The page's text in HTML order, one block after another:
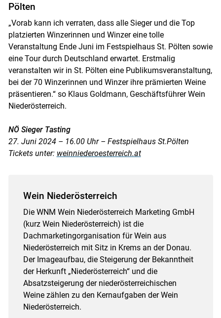
Pölten
„Vorab kann ich verraten, dass alle Sieger und die Top
platzierten Winzerinnen und Winzer eine tolle
Veranstaltung Ende Juni im Festspielhaus St. Pölten sowie
eine Tour durch Deutschland erwartet. Erstmalig
veranstalten wir in St. Pölten eine Publikumsveranstaltung,
bei der 70 Winzerinnen und Winzer ihre prämierten Weine
präsentieren.“ so Klaus Goldmann, Geschäftsführer Wein
Niederösterreich.
NÖ Sieger Tasting
27. Juni 2024 – 16.00 Uhr – Festspielhaus St.Pölten
Tickets unter: weinniederoesterreich.at
Wein Niederösterreich
Die WNM Wein Niederösterreich Marketing GmbH
(kurz Wein Niederösterreich) ist die
Dachmarketingorganisation für Wein aus
Niederösterreich mit Sitz in Krems an der Donau.
Der Imageaufbau, die Steigerung der Bekanntheit
der Herkunft „Niederösterreich“ und die
Absatzsteigerung der niederösterreichischen
Weine zählen zu den Kernaufgaben der Wein
Niederösterreich.